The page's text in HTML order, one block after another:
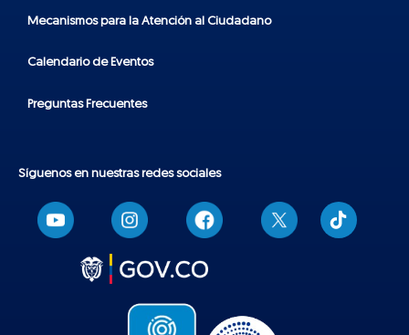
Mecanismos para la Atención al Ciudadano
Calendario de Eventos
Preguntas Frecuentes
Síguenos en nuestras redes sociales
T
i
k